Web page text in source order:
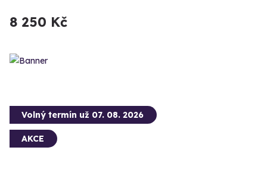
8 250 Kč
Volný termín už 07. 08. 2026
AKCE